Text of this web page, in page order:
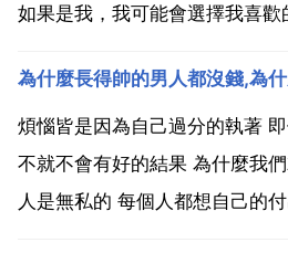
如果是我，我可能會選擇我喜歡
能不會去選擇那個長的醜，卻
有些女生的首選目標，卻不是我
會面臨這...
煩惱皆是因為自己過分的執著
不就不會有好的結果 為什麼我
人是無私的 每個人都想自己的